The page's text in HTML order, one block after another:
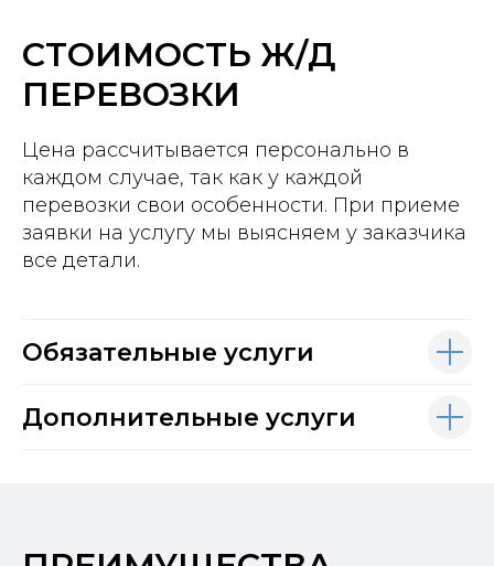
СТОИМОСТЬ Ж/Д
ПЕРЕВОЗКИ
Цена рассчитывается персонально в
каждом случае, так как у каждой
перевозки свои особенности. При приеме
заявки на услугу мы выясняем у заказчика
все детали.
Обязательные услуги
Дополнительные услуги